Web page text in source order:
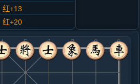
红+13
红+20
红+14
红+10
红+8
红+13